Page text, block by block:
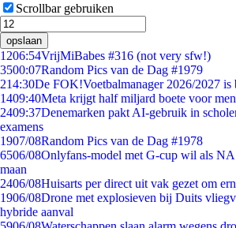
Scrollbar gebruiken
opslaan
1206:54VrijMiBabes #316 (not very sfw!)
3500:07Random Pics van de Dag #1979
214:30De FOK!Voetbalmanager 2026/2027 is
1409:40Meta krijgt half miljard boete voor
2409:37Denemarken pakt AI-gebruik in
examens
1907/08Random Pics van de Dag #1978
6506/08Onlyfans-model met G-cup wil als
maan
2406/08Huisarts per direct uit vak gezet om
1906/08Drone met explosieven bij Duits
hybride aanval